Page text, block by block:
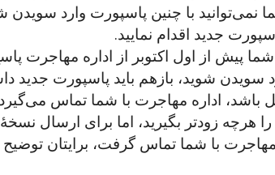
نمی‌توانید با چنین پاسپورت وارد
جدید اقدام نمایید.
پیش از اول اکتوبر از اداره مهاجرت
باشد، اداره مهاجرت با شما تماس می‌گیرد
هرچه زودتر بگیرید، اما برای ارسال
مهاجرت با شما تماس گرفت، برایتان